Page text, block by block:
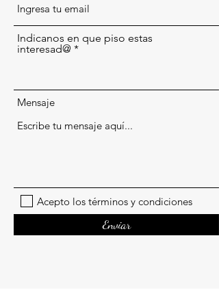
Indicanos en que piso estas
interesad@
Mensaje
Acepto los términos y condiciones
Enviar